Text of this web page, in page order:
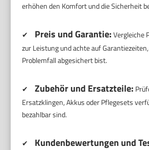
erhöhen den Komfort und die Sicherheit
✔ Preis und Garantie:Vergleiche
zur Leistung und achte auf
Problemfall abgesichert bist.
✔ Zubehör und Ersatzteile:
Ersatzklingen, Akkus oder Pflegesets
bezahlbar sind.
✔ Kundenbewertungen und